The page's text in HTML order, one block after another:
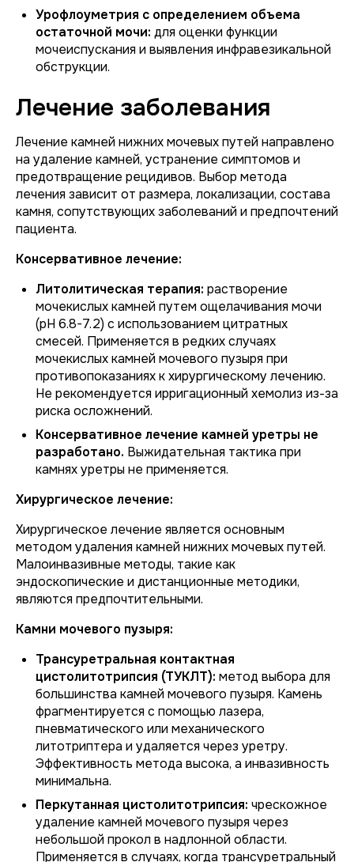
Урофлоуметрия с определением объема
остаточной мочи: для оценки функции
мочеиспускания и выявления инфравезикальной
обструкции.
Лечение заболевания
Лечение камней нижних мочевых путей направлено
на удаление камней, устранение симптомов и
предотвращение рецидивов. Выбор метода
лечения зависит от размера, локализации, состава
камня, сопутствующих заболеваний и предпочтений
пациента.
Консервативное лечение:
Литолитическая терапия: растворение
мочекислых камней путем ощелачивания мочи
(pH 6.8-7.2) с использованием цитратных
смесей. Применяется в редких случаях
мочекислых камней мочевого пузыря при
противопоказаниях к хирургическому лечению.
Не рекомендуется ирригационный хемолиз из-за
риска осложнений.
Консервативное лечение камней уретры не
разработано. Выжидательная тактика при
камнях уретры не применяется.
Хирургическое лечение:
Хирургическое лечение является основным
методом удаления камней нижних мочевых путей.
Малоинвазивные методы, такие как
эндоскопические и дистанционные методики,
являются предпочтительными.
Камни мочевого пузыря:
Трансуретральная контактная
цистолитотрипсия (ТУКЛТ): метод выбора для
большинства камней мочевого пузыря. Камень
фрагментируется с помощью лазера,
пневматического или механического
литотриптера и удаляется через уретру.
Эффективность метода высока, а инвазивность
минимальна.
Перкутанная цистолитотрипсия: чрескожное
удаление камней мочевого пузыря через
небольшой прокол в надлонной области.
Применяется в случаях, когда трансуретральный